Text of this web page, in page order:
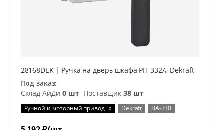
28168DEK | Ручка на дверь шкафа РП-332А, Dekraft
Под заказ:
Склад АйДи 0 шт Поставщик 38 шт
Ручной и моторный привод x Dekraft ВА-330